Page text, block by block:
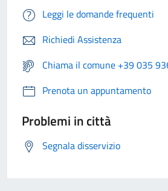
Leggi le domande frequenti
Richiedi Assistenza
Chiama il comune +39 035
Prenota un appuntamento
Problemi in città
Segnala disservizio